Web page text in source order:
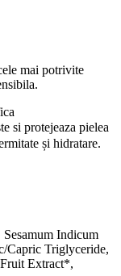
mai potrivite
si protejeaza pielea
și hidratare.
Indicum
Capric Triglyceride,
Extract*,